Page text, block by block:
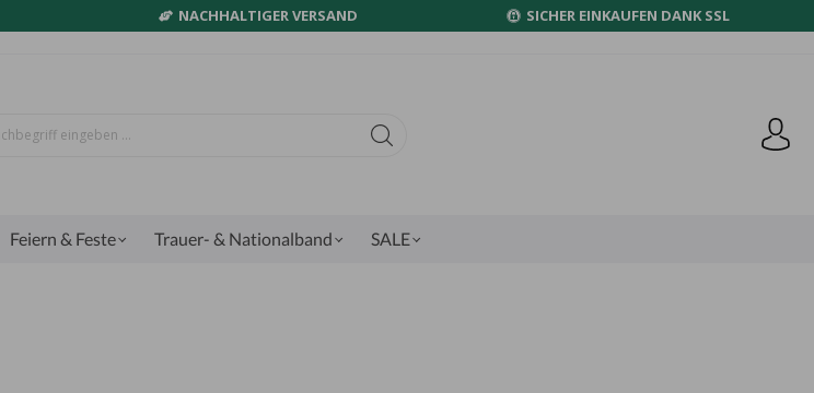
NACHHALTIGER VERSAND SICHER EINKAUFEN DANK SSL
Feiern & Feste Trauer- & Nationalband SALE